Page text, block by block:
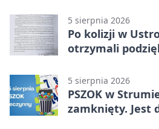
5 sierpnia 2026
Po kolizji w
otrzymali
5 sierpnia 2026
PSZOK w
zamknięty. Jest